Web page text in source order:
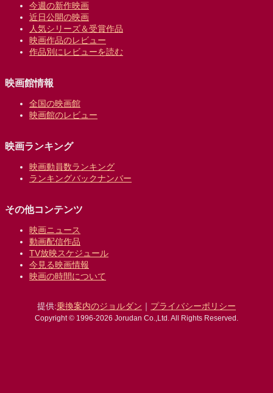
今週の新作映画
近日公開の映画
人気シリーズ＆受賞作品
映画作品のレビュー
作品別にレビューを読む
映画館情報
全国の映画館
映画館のレビュー
映画ランキング
映画動員数ランキング
ランキングバックナンバー
その他コンテンツ
映画ニュース
動画配信作品
TV放映スケジュール
今見る映画情報
映画の時間について
提供:乗換案内のジョルダン ｜ プライバシーポリシー
Copyright © 1996-2026 Jorudan Co.,Ltd. All Rights Reserved.